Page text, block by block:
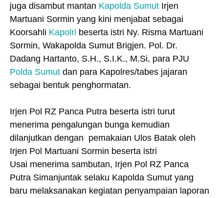
juga disambut mantan Kapolda Sumut Irjen
Martuani Sormin yang kini menjabat sebagai
Koorsahli Kapolri beserta istri Ny. Risma Martuani
Sormin, Wakapolda Sumut Brigjen. Pol. Dr.
Dadang Hartanto, S.H., S.I.K., M.Si, para PJU
Polda Sumut dan para Kapolres/tabes jajaran
sebagai bentuk penghormatan.
Irjen Pol RZ Panca Putra beserta istri turut
menerima pengalungan bunga kemudian
dilanjutkan dengan pemakaian Ulos Batak oleh
Irjen Pol Martuani Sormin beserta istri
Usai menerima sambutan, Irjen Pol RZ Panca
Putra Simanjuntak selaku Kapolda Sumut yang
baru melaksanakan kegiatan penyampaian laporan